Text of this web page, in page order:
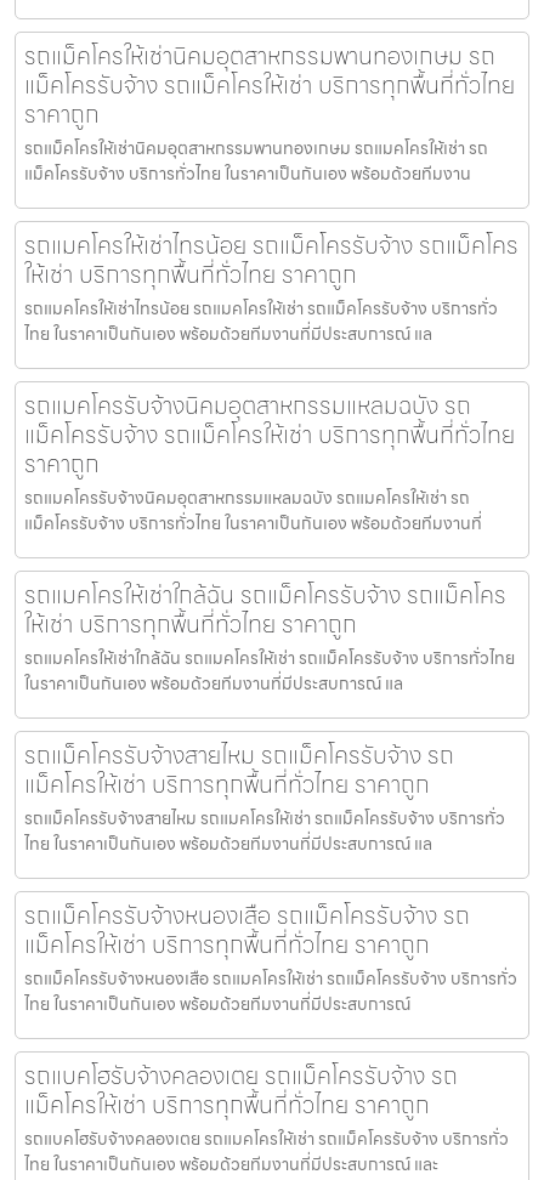
รถแม็คโครให้เช่านิคมอุตสาหกรรมพานทองเกษม รถ
แม็คโครรับจ้าง รถแม็คโครให้เช่า บริการทุกพื้นที่ทั่วไทย
ราคาถูก
รถแม็คโครให้เช่านิคมอุตสาหกรรมพานทองเกษม รถแมคโครให้เช่า รถ
แม็คโครรับจ้าง บริการทั่วไทย ในราคาเป็นกันเอง พร้อมด้วยทีมงาน
รถแมคโครให้เช่าไทรน้อย รถแม็คโครรับจ้าง รถแม็คโคร
ให้เช่า บริการทุกพื้นที่ทั่วไทย ราคาถูก
รถแมคโครให้เช่าไทรน้อย รถแมคโครให้เช่า รถแม็คโครรับจ้าง บริการทั่ว
ไทย ในราคาเป็นกันเอง พร้อมด้วยทีมงานที่มีประสบการณ์ แล
รถแมคโครรับจ้างนิคมอุตสาหกรรมแหลมฉบัง รถ
แม็คโครรับจ้าง รถแม็คโครให้เช่า บริการทุกพื้นที่ทั่วไทย
ราคาถูก
รถแมคโครรับจ้างนิคมอุตสาหกรรมแหลมฉบัง รถแมคโครให้เช่า รถ
แม็คโครรับจ้าง บริการทั่วไทย ในราคาเป็นกันเอง พร้อมด้วยทีมงานที่
รถแมคโครให้เช่าใกล้ฉัน รถแม็คโครรับจ้าง รถแม็คโคร
ให้เช่า บริการทุกพื้นที่ทั่วไทย ราคาถูก
รถแมคโครให้เช่าใกล้ฉัน รถแมคโครให้เช่า รถแม็คโครรับจ้าง บริการทั่วไทย
ในราคาเป็นกันเอง พร้อมด้วยทีมงานที่มีประสบการณ์ แล
รถแม็คโครรับจ้างสายไหม รถแม็คโครรับจ้าง รถ
แม็คโครให้เช่า บริการทุกพื้นที่ทั่วไทย ราคาถูก
รถแม็คโครรับจ้างสายไหม รถแมคโครให้เช่า รถแม็คโครรับจ้าง บริการทั่ว
ไทย ในราคาเป็นกันเอง พร้อมด้วยทีมงานที่มีประสบการณ์ แล
รถแม็คโครรับจ้างหนองเสือ รถแม็คโครรับจ้าง รถ
แม็คโครให้เช่า บริการทุกพื้นที่ทั่วไทย ราคาถูก
รถแม็คโครรับจ้างหนองเสือ รถแมคโครให้เช่า รถแม็คโครรับจ้าง บริการทั่ว
ไทย ในราคาเป็นกันเอง พร้อมด้วยทีมงานที่มีประสบการณ์
รถแบคโฮรับจ้างคลองเตย รถแม็คโครรับจ้าง รถ
แม็คโครให้เช่า บริการทุกพื้นที่ทั่วไทย ราคาถูก
รถแบคโฮรับจ้างคลองเตย รถแมคโครให้เช่า รถแม็คโครรับจ้าง บริการทั่ว
ไทย ในราคาเป็นกันเอง พร้อมด้วยทีมงานที่มีประสบการณ์ และ